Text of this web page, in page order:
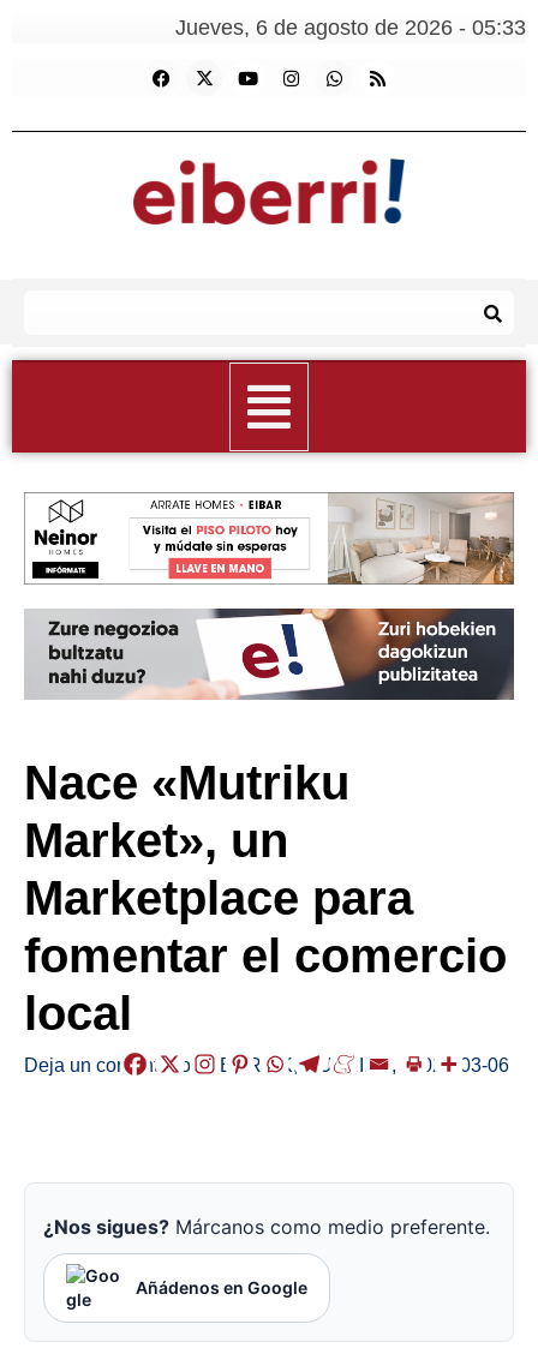
Jueves, 6 de agosto de 2026 - 05:33
Nace «Mutriku
Market», un
Marketplace para
fomentar el comercio
local
Deja un comentario /HERRIAK,MUTRIKU, /2025-03-06
¿Nos sigues? Márcanos como medio preferente.
Añádenos en Google